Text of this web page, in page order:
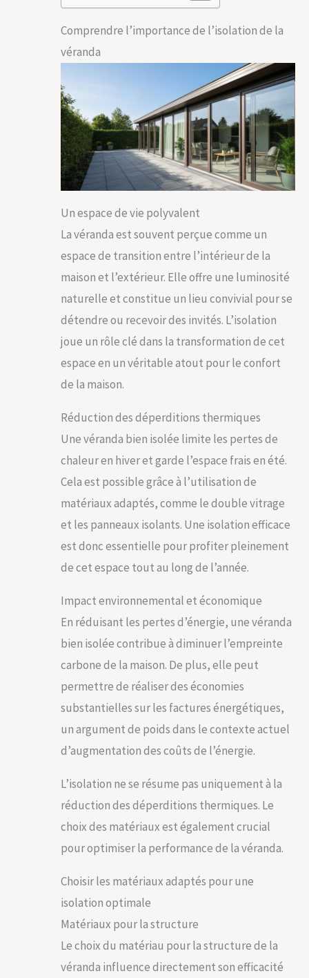
Comprendre l’importance de l’isolation de la
véranda
Un espace de vie polyvalent
La véranda est souvent perçue comme un
espace de transition entre l’intérieur de la
maison et l’extérieur. Elle offre une luminosité
naturelle et constitue un lieu convivial pour se
détendre ou recevoir des invités. L’isolation
joue un rôle clé dans la transformation de cet
espace en un véritable atout pour le confort
de la maison.
Réduction des déperditions thermiques
Une véranda bien isolée limite les pertes de
chaleur en hiver et garde l’espace frais en été.
Cela est possible grâce à l’utilisation de
matériaux adaptés, comme le double vitrage
et les panneaux isolants. Une isolation efficace
est donc essentielle pour profiter pleinement
de cet espace tout au long de l’année.
Impact environnemental et économique
En réduisant les pertes d’énergie, une véranda
bien isolée contribue à diminuer l’empreinte
carbone de la maison. De plus, elle peut
permettre de réaliser des économies
substantielles sur les factures énergétiques,
un argument de poids dans le contexte actuel
d’augmentation des coûts de l’énergie.
L’isolation ne se résume pas uniquement à la
réduction des déperditions thermiques. Le
choix des matériaux est également crucial
pour optimiser la performance de la véranda.
Choisir les matériaux adaptés pour une
isolation optimale
Matériaux pour la structure
Le choix du matériau pour la structure de la
véranda influence directement son efficacité